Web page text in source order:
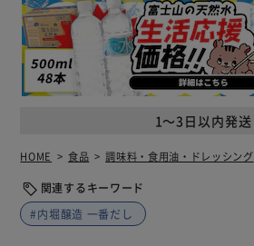
1～3日以内発送
HOME 食品 調味料・食用油・ドレッシング
関連するキーワード
#内堀醸造 一番だし